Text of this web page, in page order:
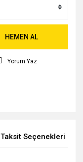
HEMEN AL
Yorum Yaz
Taksit Seçenekleri